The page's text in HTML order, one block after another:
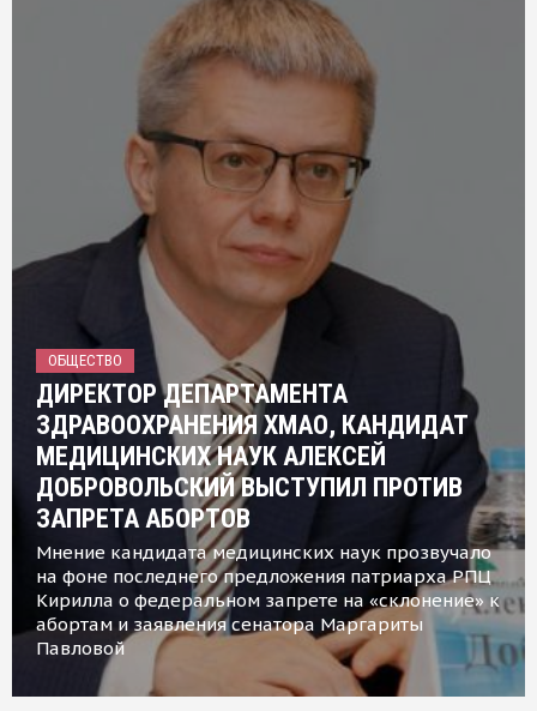
ОБЩЕСТВО
ДИРЕКТОР ДЕПАРТАМЕНТА
ЗДРАВООХРАНЕНИЯ ХМАО, КАНДИДАТ
МЕДИЦИНСКИХ НАУК АЛЕКСЕЙ
ДОБРОВОЛЬСКИЙ ВЫСТУПИЛ ПРОТИВ
ЗАПРЕТА АБОРТОВ
Мнение кандидата медицинских наук прозвучало
на фоне последнего предложения патриарха РПЦ
Кирилла о федеральном запрете на «склонение» к
абортам и заявления сенатора Маргариты
Павловой